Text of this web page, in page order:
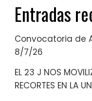
Entradas
Convocatoria de
8/7/26
EL 23 J NOS
RECORTES EN LA